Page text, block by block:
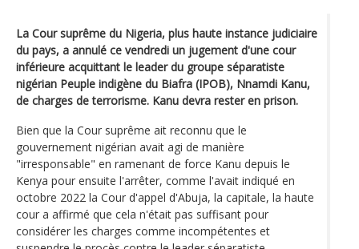
La Cour suprême du Nigeria, plus haute instance judiciaire
du pays, a annulé ce vendredi un jugement d'une cour
inférieure acquittant le leader du groupe séparatiste
nigérian Peuple indigène du Biafra (IPOB), Nnamdi Kanu,
de charges de terrorisme. Kanu devra rester en prison.
Bien que la Cour suprême ait reconnu que le
gouvernement nigérian avait agi de manière
"irresponsable" en ramenant de force Kanu depuis le
Kenya pour ensuite l'arrêter, comme l'avait indiqué en
octobre 2022 la Cour d'appel d'Abuja, la capitale, la haute
cour a affirmé que cela n'était pas suffisant pour
considérer les charges comme incompétentes et